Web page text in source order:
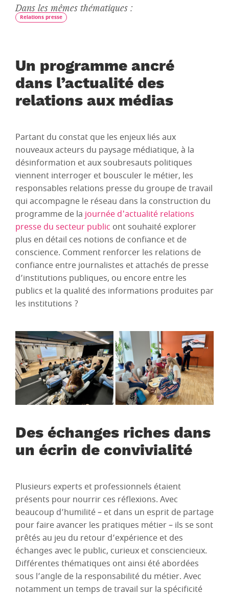
Dans les mêmes thématiques :
Relations presse
Un programme ancré
dans l’actualité des
relations aux médias
Partant du constat que les enjeux liés aux
nouveaux acteurs du paysage médiatique, à la
désinformation et aux soubresauts politiques
viennent interroger et bousculer le métier, les
responsables relations presse du groupe de travail
qui accompagne le réseau dans la construction du
programme de la journée d'actualité relations
presse du secteur public ont souhaité explorer
plus en détail ces notions de confiance et de
conscience. Comment renforcer les relations de
confiance entre journalistes et attachés de presse
d’institutions publiques, ou encore entre les
publics et la qualité des informations produites par
les institutions ?
Des échanges riches dans
un écrin de convivialité
Plusieurs experts et professionnels étaient
présents pour nourrir ces réflexions. Avec
beaucoup d’humilité – et dans un esprit de partage
pour faire avancer les pratiques métier – ils se sont
prêtés au jeu du retour d’expérience et des
échanges avec le public, curieux et consciencieux.
Différentes thématiques ont ainsi été abordées
sous l’angle de la responsabilité du métier. Avec
notamment un temps de travail sur la spécificité